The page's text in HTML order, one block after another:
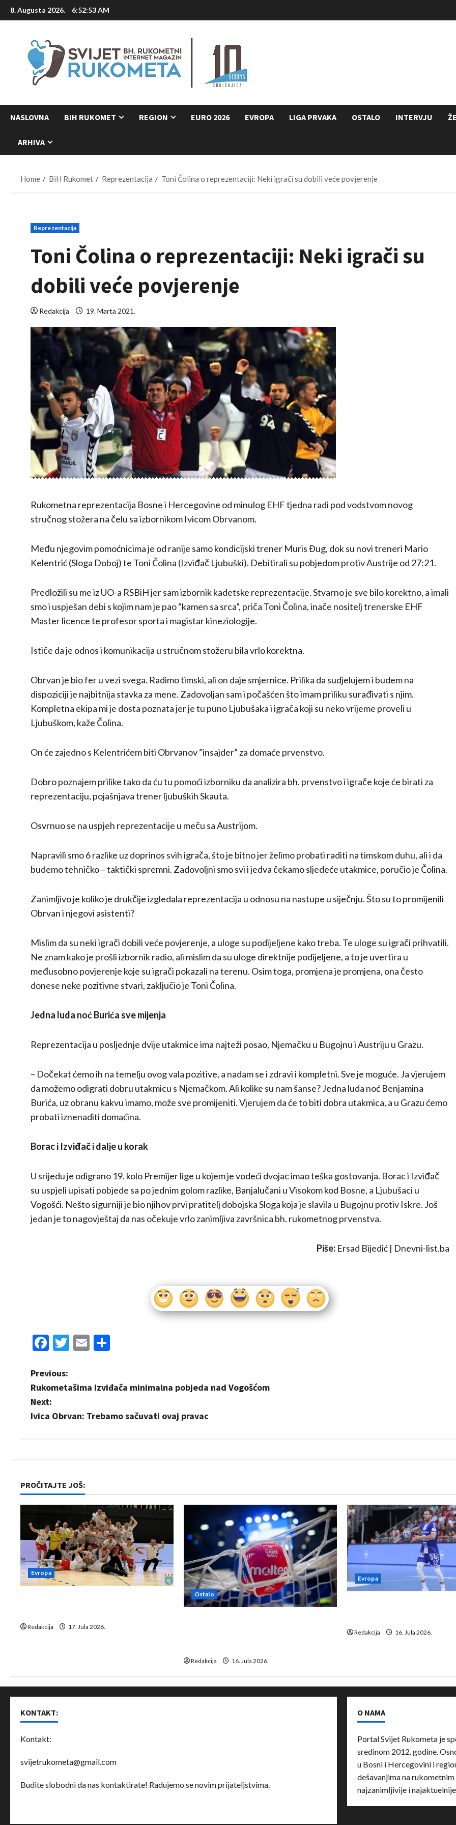
Skip
to
8. Augusta 2026. 6:52:54 AM
NASLOVNA BIH RUKOMET REGION EURO 2026 EVROPA LIGA PRVAKA OSTALO INTERVJU
ARHIVA
Home BiH Rukomet Reprezentacija Toni Čolina o reprezentaciji: Neki igrači su dobili veće povjerenje
Reprezentacija
Toni Čolina o reprezentaciji: Neki igrači su
dobili veće povjerenje
Redakcija 19. Marta 2021.
Rukometna reprezentacija Bosne i Hercegovine od minulog EHF tjedna radi pod vodstvom novog
stručnog stožera na čelu sa izbornikom Ivicom Obrvanom.
Među njegovim pomoćnicima je od ranije samo kondicijski trener Muris Đug, dok su novi treneri Mario
Kelentrić (Sloga Doboj) te Toni Čolina (Izviđač Ljubuški). Debitirali su pobjedom protiv Austrije od 27:21.
Predložili su me iz UO-a RSBiH jer sam izbornik kadetske reprezentacije. Stvarno je sve bilo korektno, a imali
smo i uspješan debi s kojim nam je pao “kamen sa srca”, priča Toni Čolina, inače nositelj trenerske EHF
Master licence te profesor sporta i magistar kineziologije.
Ističe da je odnos i komunikacija u stručnom stožeru bila vrlo korektna.
Obrvan je bio fer u vezi svega. Radimo timski, ali on daje smjernice. Prilika da sudjelujem i budem na
dispoziciji je najbitnija stavka za mene. Zadovoljan sam i počašćen što imam priliku surađivati s njim.
Kompletna ekipa mi je dosta poznata jer je tu puno Ljubušaka i igrača koji su neko vrijeme proveli u
Ljubuškom, kaže Čolina.
On će zajedno s Kelentrićem biti Obrvanov “insajder” za domaće prvenstvo.
Dobro poznajem prilike tako da ću tu pomoći izborniku da analizira bh. prvenstvo i igrače koje će birati za
reprezentaciju, pojašnjava trener ljubuških Skauta.
Osvrnuo se na uspjeh reprezentacije u meču sa Austrijom.
Napravili smo 6 razlike uz doprinos svih igrača, što je bitno jer želimo probati raditi na timskom duhu, ali i da
budemo tehničko – taktički spremni. Zadovoljni smo svi i jedva čekamo sljedeće utakmice, poručio je Čolina.
Zanimljivo je koliko je drukčije izgledala reprezentacija u odnosu na nastupe u siječnju. Što su to promijenili
Obrvan i njegovi asistenti?
Mislim da su neki igrači dobili veće povjerenje, a uloge su podijeljene kako treba. Te uloge su igrači prihvatili.
Ne znam kako je prošli izbornik radio, ali mislim da su uloge direktnije podijeljene, a to je uvertira u
međusobno povjerenje koje su igrači pokazali na terenu. Osim toga, promjena je promjena, ona često
donese neke pozitivne stvari, zaključio je Toni Čolina.
Jedna luda noć Burića sve mijenja
Reprezentacija u posljednje dvije utakmice ima najteži posao, Njemačku u Bugojnu i Austriju u Grazu.
– Dočekat ćemo ih na temelju ovog vala pozitive, a nadam se i zdravi i kompletni. Sve je moguće. Ja vjerujem
da možemo odigrati dobru utakmicu s Njemačkom. Ali kolike su nam šanse? Jedna luda noć Benjamina
Burića, uz obranu kakvu imamo, može sve promijeniti. Vjerujem da će to biti dobra utakmica, a u Grazu ćemo
probati iznenaditi domaćina.
Borac i Izviđač i dalje u korak
U srijedu je odigrano 19. kolo Premijer lige u kojem je vodeći dvojac imao teška gostovanja. Borac i Izviđač
su uspjeli upisati pobjede sa po jednim golom razlike, Banjalučani u Visokom kod Bosne, a Ljubušaci u
Vogošći. Nešto sigurniji je bio njihov prvi pratitelj dobojska Sloga koja je slavila u Bugojnu protiv Iskre. Još
jedan je to nagovještaj da nas očekuje vrlo zanimljiva završnica bh. rukometnog prvenstva.
Piše: Ersad Bijedić | Dnevni-list.ba
Facebook
Twitter
Email
P
o
s
a
v
i
g
a
t
o
Previous:
Rukometašima Izviđača minimalna pobjeda nad Vogošćom
Next:
Ivica Obrvan: Trebamo sačuvati ovaj pravac
PROČITAJTE JOŠ:
Evropa
Redakcija 17. Jula 2026.
Ostalo
Redakcija 16. Jula 2026.
Evropa
Redakcija 16. Jula 2026.
KONTAKT:
Kontakt:
svijetrukometa@gmail.com
Budite slobodni da nas kontaktirate! Radujemo se novim prijateljstvima.
O NAMA
Portal Svijet Rukometa je
sredinom 2012. godine.
u Bosni i Hercegovini i
dešavanjima na
najzanimljivije i